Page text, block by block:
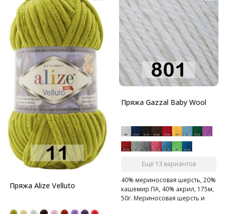
Пряжа Alize Velluto
Пряжа Gazzal Baby Wool
Ещё 13 вариантов
40% мериносовая шерсть, 20%
кашемир ПА, 40% акрил, 175м,
50г. Мериносовая шерсть и